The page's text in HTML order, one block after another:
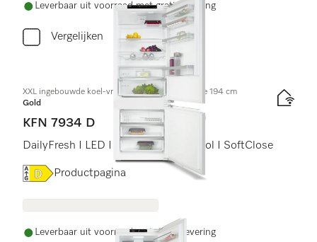
Leverbaar uit voorraad met gratis levering
Vergelijken
XXL ingebouwde koel-vriescombinatie, nishoogte 194 cm
Gold
KFN 7934 D
DailyFresh I LED I NoFrost I DynaCool I SoftClose
Online Label Flag, Energielabel
Productpagina
Leverbaar uit voorraad met gratis levering